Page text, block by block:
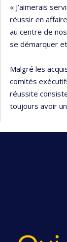
« J’aimerais
réussir en
au centre de
se démarquer
Malgré les
comités
réussite
toujours avoir